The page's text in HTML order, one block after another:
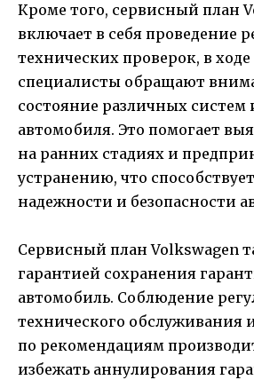
Кроме того, сервисный план
включает в себя проведение
технических проверок, в
специалисты обращают
состояние различных систем
автомобиля. Это помогает
на ранних стадиях и
устранению, что
надежности и безопасности
Сервисный план Volkswagen
гарантией сохранения
автомобиль. Соблюдение
технического обслуживания
по рекомендациям
избежать аннулирования